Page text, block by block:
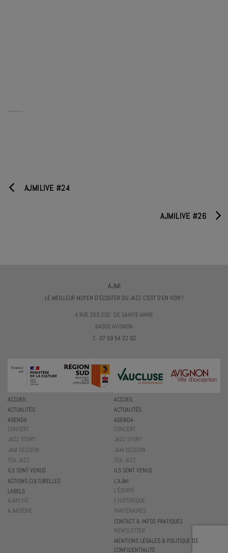
AJMILIVE #24
AJMILIVE #26
AJMI
LE MEILLEUR MOYEN D'ÉCOUTER DU JAZZ C'EST D'EN VOIR !
4 RUE DES ESC. DE SAINTE-ANNE
84000 AVIGNON
T. 07 59 54 22 92
ACCUEIL
ACTUALITÉS
AGENDA
CONCERT
JAZZ STORY
JAM SESSION
TEA JAZZ
ILS SONT VENUS
ACCUEIL
ACTUALITÉS
AGENDA
CONCERT
JAZZ STORY
JAM SESSION
TEA JAZZ
ILS SONT VENUS
ACTIONS CULTURELLES
LABELS
AJMILIVE
AJMISÉRIE
L’AJMI
L’ÉQUIPE
L’HISTORIQUE
PARTENAIRES
CONTACT & INFOS PRATIQUES
NEWSLETTER
MENTIONS LÉGALES & POLITIQUE DE
CONFIDENTIALITÉ